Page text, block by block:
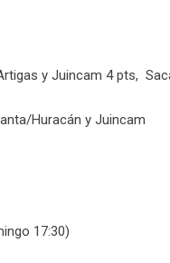
y Juincam 4 pts,
Huracán y Juincam
17:30)